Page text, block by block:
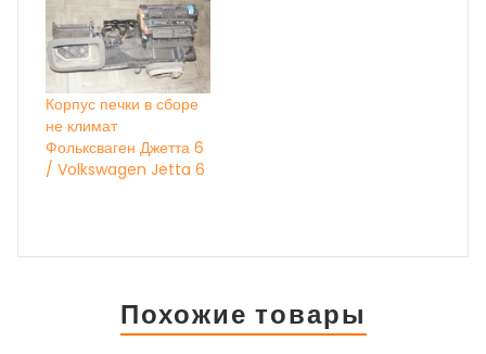
Корпус печки в сборе
не климат
Фольксваген Джетта 6
/ Volkswagen Jetta 6
Похожие товары